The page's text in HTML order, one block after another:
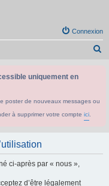
Connexion
uniquement en
poster de nouveaux messages ou
à supprimer votre compte ici
ci-après par « nous »,
d’être légalement